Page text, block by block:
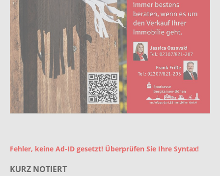
Fehler, keine Ad-ID gesetzt! Überprüfen Sie Ihre Syntax!
KURZ NOTIERT